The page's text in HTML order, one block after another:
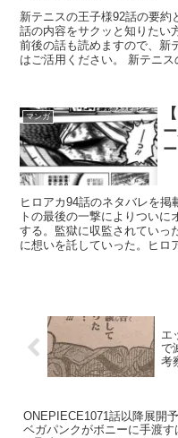
新テニスの王子様92話の要約
話の内容をサクッと知りたい
前後の話も読めますので、新
はご活用ください。 新テニ
マンガ
ヒロアカ94話のネタバレを掲
トの最後の一撃によりつい
する。監獄に収監されていっ
に想いを託していった。ヒロ
エ
で
考
ONEPIECE1071話以降展開予
ベガパンクがボニーに手渡す